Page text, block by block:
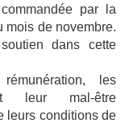
par la
mois de novembre.
dans cette
les
leur mal-être
leurs conditions de